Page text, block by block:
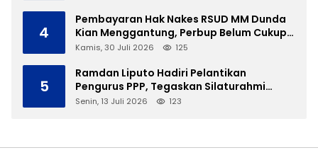
4
Pembayaran Hak Nakes RSUD MM Dunda
Kian Menggantung, Perbup Belum Cukup
Tanpa Direktur Definitif
Kamis, 30 Juli 2026 125
5
Ramdan Liputo Hadiri Pelantikan
Pengurus PPP, Tegaskan Silaturahmi
Antarpartai Kunci Membangun Gorontalo
Senin, 13 Juli 2026 123